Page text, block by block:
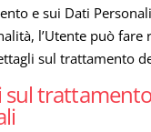
e sui Dati
l’Utente può
sul trattamento
sul